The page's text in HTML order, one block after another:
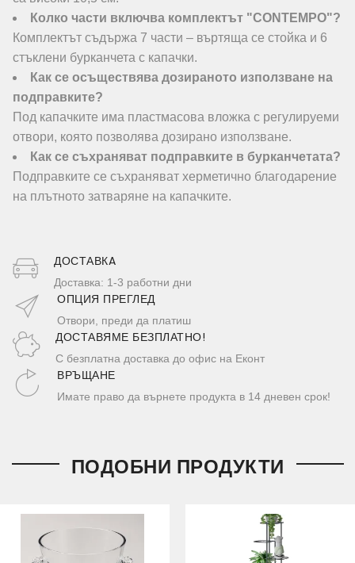
Колко части включва комплектът "CONTEMPO"?
Комплектът съдържа 7 части – въртяща се стойка и 6
стъклени бурканчета с капачки.
Как се осъществява дозираното използване на
подправките?
Под капачките има пластмасова вложка с регулируеми
отвори, която позволява дозирано използване.
Как се съхраняват подправките в бурканчетата?
Подправките се съхраняват херметично благодарение
на плътното затваряне на капачките.
ДОСТАВКA
Доставка: 1-3 работни дни
ОПЦИЯ ПРЕГЛЕД
Отвори, преди да платиш
ДОСТАВЯМЕ БЕЗПЛАТНО!
С безплатна доставка до офис на Еконт
ВРЪЩАНЕ
Имате право да върнете продукта в 14 дневен срок!
ПОДОБНИ ПРОДУКТИ